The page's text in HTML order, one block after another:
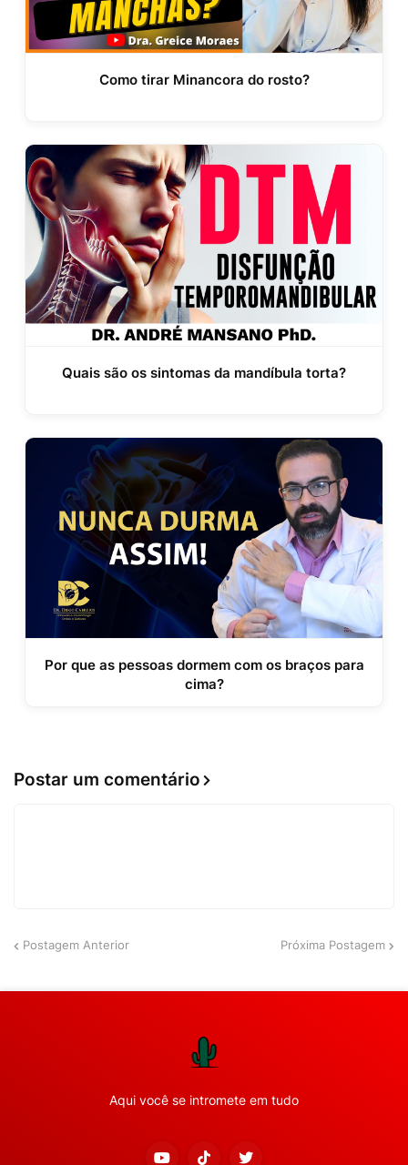
Como tirar Minancora do rosto?
Quais são os sintomas da mandíbula torta?
Por que as pessoas dormem com os braços para
cima?
Postar um comentário
Postagem Anterior Próxima Postagem
Aqui você se intromete em tudo